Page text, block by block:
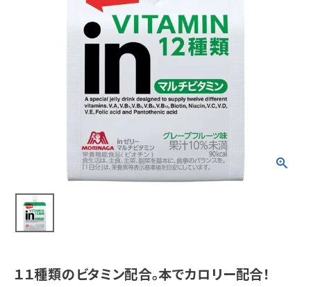
person 会員登録
雑貨
インフォメーション
１１種類のビタミン配合。本でカロリー配合！